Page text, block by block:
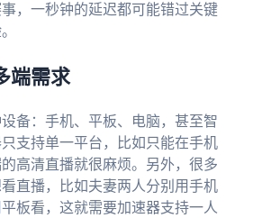
，一秒钟的延迟都可能错过关键
端需求
备：手机、平板、电脑，甚至智
支持单一平台，比如只能在手机
的高清直播就很麻烦。另外，很多
直播，比如夫妻两人分别用手机
板看，这就需要加速器支持一人